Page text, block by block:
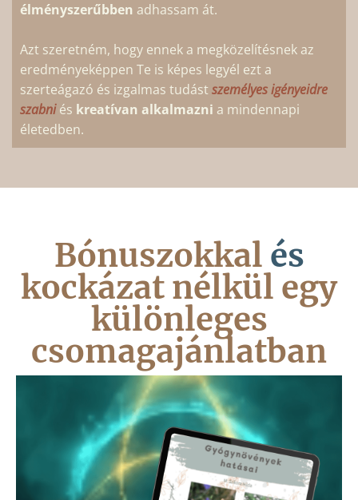
élményszerűbben adhassam át.
Azt szeretném, hogy ennek a megközelítésnek az
eredményeképpen Te is képes legyél ezt a
szerteágazó és izgalmas tudást személyes igényeidre
szabni és kreatívan alkalmazni a mindennapi
életedben.
Bónuszokkal és
kockázat nélkül egy
különleges
csomagajánlatban